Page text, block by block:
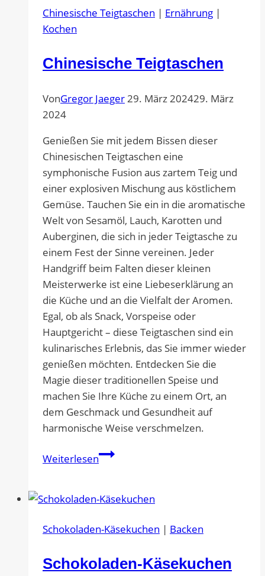
Chinesische Teigtaschen | Ernährung |
Kochen
Chinesische Teigtaschen
VonGregor Jaeger29. März 202429. März
2024
Genießen Sie mit jedem Bissen dieser
Chinesischen Teigtaschen eine
symphonische Fusion aus zartem Teig und
einer explosiven Mischung aus köstlichem
Gemüse. Tauchen Sie ein in die aromatische
Welt von Sesamöl, Lauch, Karotten und
Auberginen, die sich in jeder Teigtasche zu
einem Fest der Sinne vereinen. Jeder
Handgriff beim Falten dieser kleinen
Meisterwerke ist eine Liebeserklärung an
die Küche und an die Vielfalt der Aromen.
Egal, ob als Snack, Vorspeise oder
Hauptgericht – diese Teigtaschen sind ein
kulinarisches Erlebnis, das Sie immer wieder
genießen möchten. Entdecken Sie die
Magie dieser traditionellen Speise und
machen Sie Ihre Küche zu einem Ort, an
dem Geschmack und Gesundheit auf
harmonische Weise verschmelzen.
WeiterlesenChinesische
Schokoladen-Käsekuchen | Backen
Schokoladen-Käsekuchen